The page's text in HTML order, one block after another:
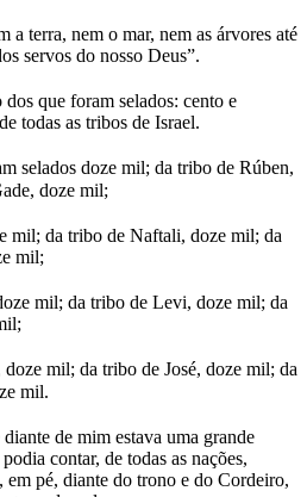
a terra, nem o mar, nem as árvores até
servos do nosso Deus”.
que foram selados: cento e
todas as tribos de Israel.
selados doze mil; da tribo de Rúben,
doze mil;
mil; da tribo de Naftali, doze mil; da
mil;
mil; da tribo de Levi, doze mil; da
mil; da tribo de José, doze mil; da
mil.
de mim estava uma grande
contar, de todas as nações,
em pé, diante do trono e do Cordeiro,